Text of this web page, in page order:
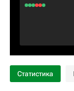
Статистика